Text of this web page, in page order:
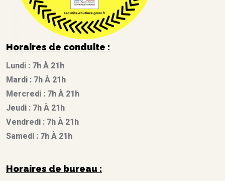
Horaires de conduite :
Lundi : 7h À 21h
Mardi : 7h À 21h
Mercredi : 7h À 21h
Jeudi : 7h À 21h
Vendredi : 7h À 21h
Samedi : 7h À 21h
Horaires de bureau :